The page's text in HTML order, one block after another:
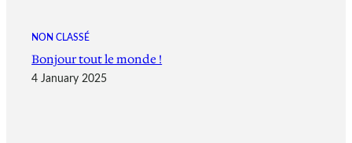
NON CLASSÉ
Bonjour tout le monde !
4 January 2025